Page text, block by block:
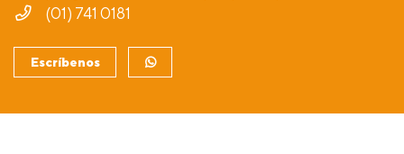
(01) 741 0181
Escríbenos